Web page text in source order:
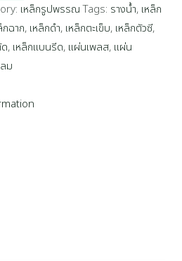
เหล็กรูปพรรณ Tags: รางน้ำ, เหล็ก
กฉาก, เหล็กดำ, เหล็กตะเข็บ, เหล็กตัวซี,
, เหล็กแบนรีด, แผ่นเพลส, แผ่น
ม